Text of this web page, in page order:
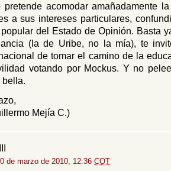
pretende acomodar amañadamente
a sus intereses particulares,
del Estado de Opinión. Basta
(la de Uribe, no la mía), te
de tomar el camino de la
votando por Mockus. Y no
bella.
Mejía C.)
de marzo de 2010, 12:36 COT